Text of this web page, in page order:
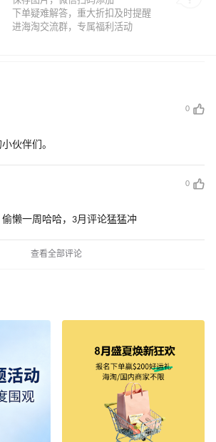
0
伙伴们。
0
懒一周哈哈，3月评论猛猛冲
查看全部评论